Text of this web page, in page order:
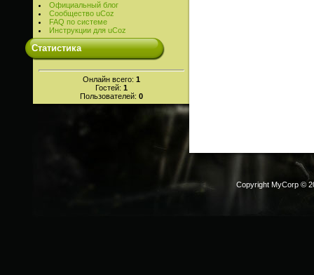
Официальный блог
Сообщество uCoz
FAQ по системе
Инструкции для uCoz
Статистика
Онлайн всего: 1
Гостей: 1
Пользователей: 0
Copyright MyCorp ©